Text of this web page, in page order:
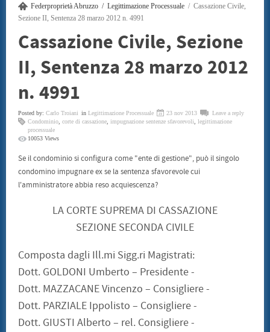
SENTENZE
CONSUMATORI
GALLERIA NICOLA DANIORE
ARTISTI
PATRIMONIO ARTISTICO
TRADIZIONI GASTRONOMICHE
CONVENZIONI
STAMPE LITOGRAFIE E SERIGRAFIE
INFORMATICA ED INCHIOSTRI
TERMOIDRAULICA
FINANZIAMENTI
CONVEGNO 22 LUGLIO 2011
Federproprietà Abruzzo Legittimazione Processuale
Cassazione Civile,
Sezione II, Sentenza 28 marzo 2012 n. 4991
Cassazione Civile, Sezione
II, Sentenza 28 marzo 2012
n. 4991
Posted by: Carlo Troiani in Legittimazione Processuale 23 nov 2013
Leave a reply
Condominio corte di cassazione impugnazione sentenze sfavorevoli
legittimazione
processuale
10053 Views
Se il condominio si configura come "ente di gestione", può il singolo
condomino impugnare ex se la sentenza sfavorevole cui
l'amministratore abbia reso acquiescenza?
LA CORTE SUPREMA DI CASSAZIONE
SEZIONE SECONDA CIVILE
Composta dagli Ill.mi Sigg.ri Magistrati:
Dott. GOLDONI Umberto – Presidente -
Dott. MAZZACANE Vincenzo – Consigliere -
Dott. PARZIALE Ippolisto – Consigliere -
Dott. GIUSTI Alberto – rel. Consigliere -